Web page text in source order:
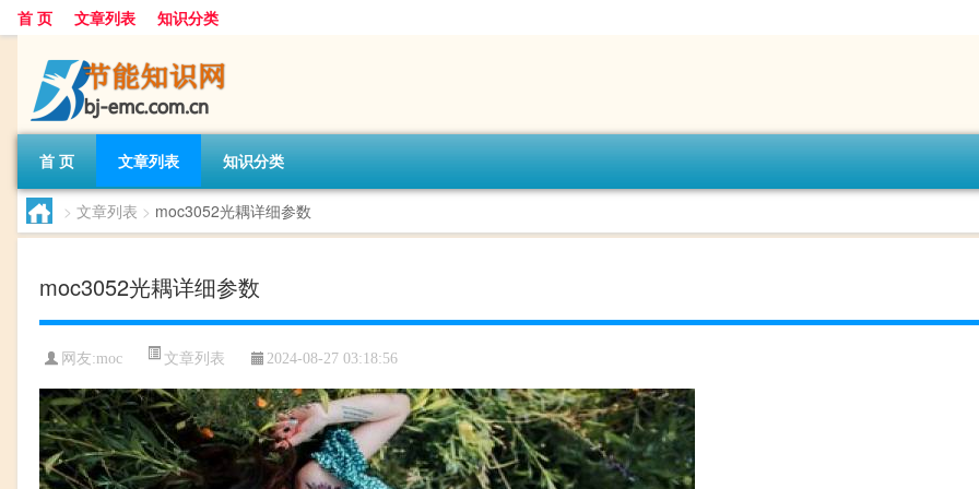
首 页 文章列表 知识分类
首 页 文章列表 知识分类
> 文章列表 > moc3052光耦详细参数
moc3052光耦详细参数
网友:moc 文章列表 2024-08-27 03:18:56